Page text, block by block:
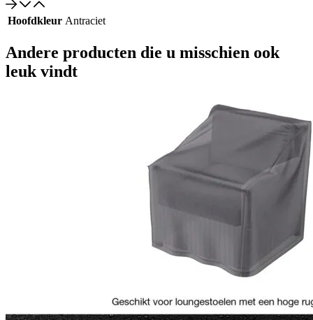
Hoofdkleur Antraciet
Andere producten die u misschien ook
leuk vindt